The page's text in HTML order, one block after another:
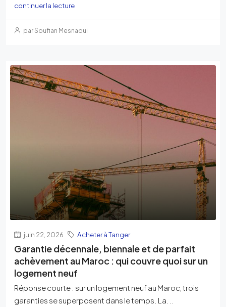
continuer la lecture
par Soufian Mesnaoui
juin 22, 2026 Acheter à Tanger
Garantie décennale, biennale et de parfait
achèvement au Maroc : qui couvre quoi sur un
logement neuf
Réponse courte : sur un logement neuf au Maroc, trois
garanties se superposent dans le temps. La...